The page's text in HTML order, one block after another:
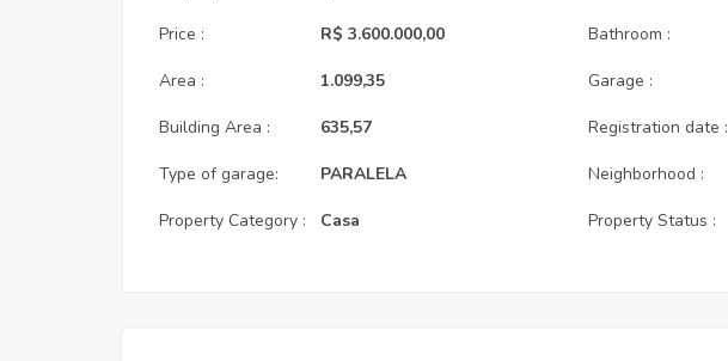
Price :
Area :
Building Area :
Type of garage:
Property Category :
R$ 3.600.000,00
1.099,35
635,57
PARALELA
Casa
Bathroom :
Garage :
Registration date :
Neighborhood :
Property Status :